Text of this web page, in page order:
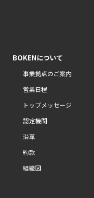
BOKENについて
事業拠点のご案内
営業日程
トップメッセージ
認定機関
沿革
約款
組織図